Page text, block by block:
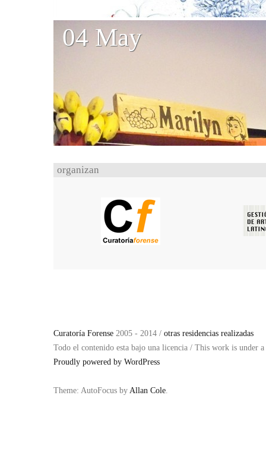
04 May
organizan
Curatoría Forense 2005 - 2014 / otras residencias realizadas
Todo el contenido esta bajo una licencia / This work is under a
Proudly powered by WordPress
Theme: AutoFocus by Allan Cole.